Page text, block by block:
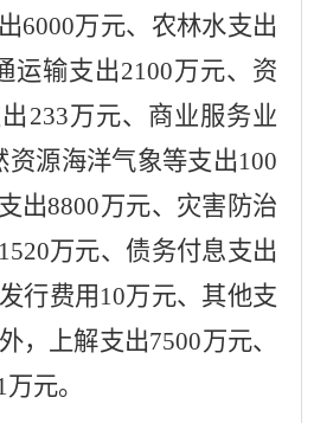
6000万元、农林水支出
运输支出2100万元、资
233万元、 商业服务业
资源海洋气象等支出100
出8800万元、灾害防治
1520万元、债务付息支出
行费用 10万元、其他支
， 上解支出7500万元、
万元。